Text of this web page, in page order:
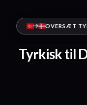
OVERSÆT
Tyrkisk til